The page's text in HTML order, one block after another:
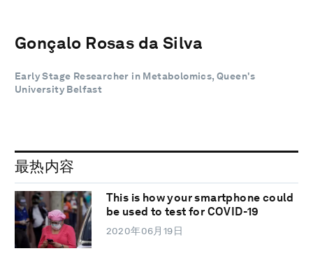
Gonçalo Rosas da Silva
Early Stage Researcher in Metabolomics, Queen's
University Belfast
最热内容
This is how your smartphone could
be used to test for COVID-19
2020年06月19日